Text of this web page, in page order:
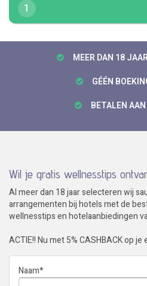
1
MEER DAN 18
GÉÉN
BETALEN
Wil je gratis wellnesstips
Al meer dan 18 jaar selecteren wij
arrangementen bij hotels met de
wellnesstips en hotelaanbiedingen
ACTIE!! Nu met 5% CASHBACK op
Naam*